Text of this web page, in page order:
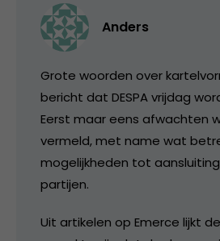
Anders
Grote woorden over
bericht dat DESPA vrijdag
Eerst maar eens afwachten
vermeld, met name wat
mogelijkheden tot
partijen.
Uit artikelen op Emerce lijkt